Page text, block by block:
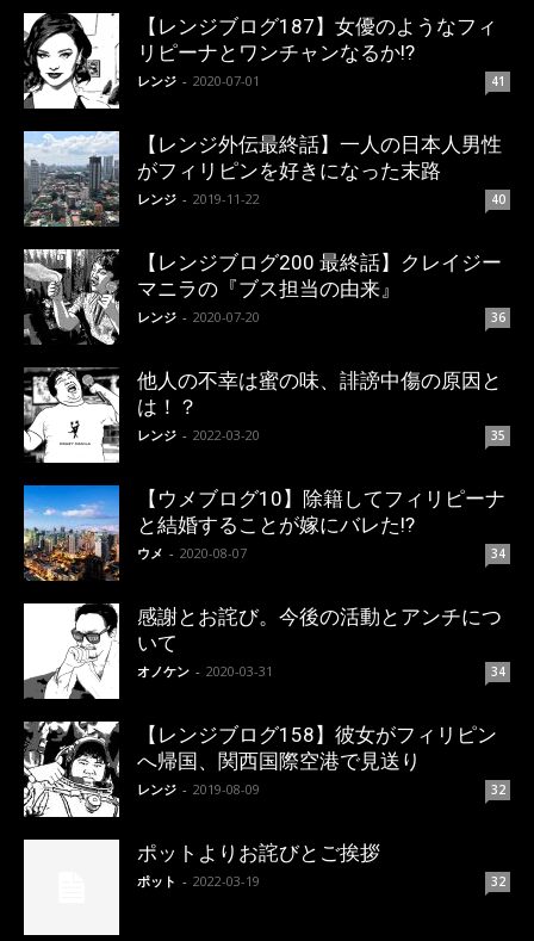
【レンジブログ187】女優のようなフィ
リピーナとワンチャンなるか!?
レンジ - 2020-07-01 41
【レンジ外伝最終話】一人の日本人男性
がフィリピンを好きになった末路
レンジ - 2019-11-22 40
【レンジブログ200 最終話】クレイジー
マニラの『ブス担当の由来』
レンジ - 2020-07-20 36
他人の不幸は蜜の味、誹謗中傷の原因と
は！？
レンジ - 2022-03-20 35
【ウメブログ10】除籍してフィリピーナ
と結婚することが嫁にバレた!?
ウメ - 2020-08-07 34
感謝とお詫び。今後の活動とアンチにつ
いて
オノケン - 2020-03-31 34
【レンジブログ158】彼女がフィリピン
へ帰国、関西国際空港で見送り
レンジ - 2019-08-09 32
ポットよりお詫びとご挨拶
ポット - 2022-03-19 32